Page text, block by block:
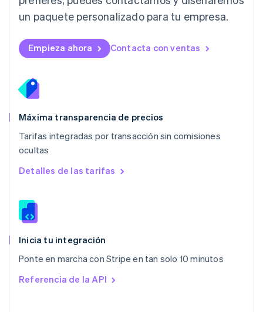
un paquete personalizado para tu empresa.
Empieza ahora Contacta con ventas
Máxima transparencia de precios
Tarifas integradas por transacción sin comisiones
ocultas
Detalles de las tarifas
Inicia tu integración
Ponte en marcha con Stripe en tan solo 10 minutos
Referencia de la API
English简体中文
English
México
Noruega
English
English
NederlandsEnglish
Polonia
English
RAE de Hong Kong, China
Reino Unido
English
English
English